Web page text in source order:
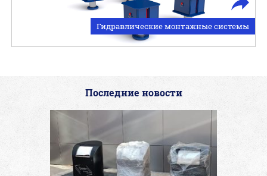
Гидравлические монтажные системы
Последние новости